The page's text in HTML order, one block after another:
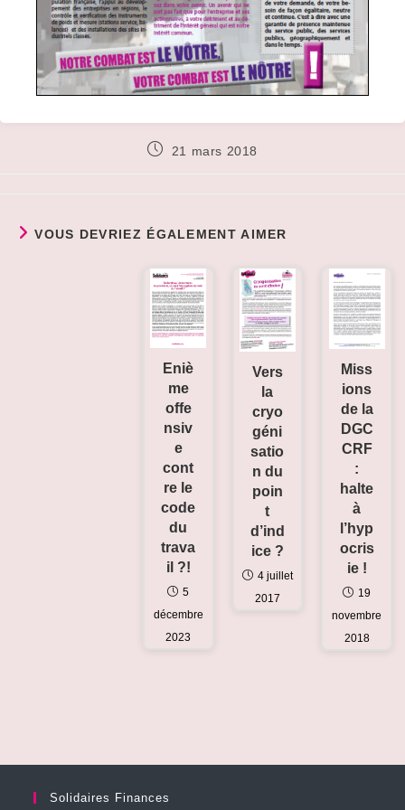
Publication
21 mars 2018
VOUS DEVRIEZ ÉGALEMENT AIMER
Miss
ions
de la
DGC
CRF
:
halte
à
l’hyp
ocris
ie !
19
novembre
2018
Vers
la
cryo
géni
satio
n du
poin
t
d’ind
ice ?
4 juillet
2017
Eniè
me
offe
nsiv
e
cont
re le
code
du
trava
il ?!
5
décembre
2023
Solidaires Finances